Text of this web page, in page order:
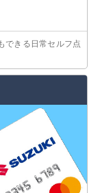
できる日常セルフ点